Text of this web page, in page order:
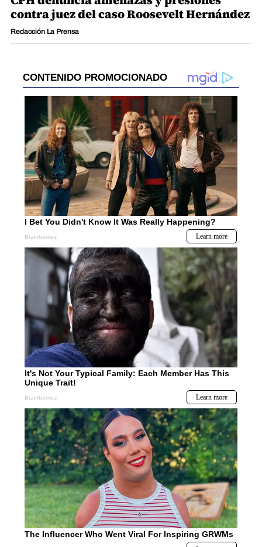
contra juez del caso Roosevelt Hernández
Redacción La Prensa